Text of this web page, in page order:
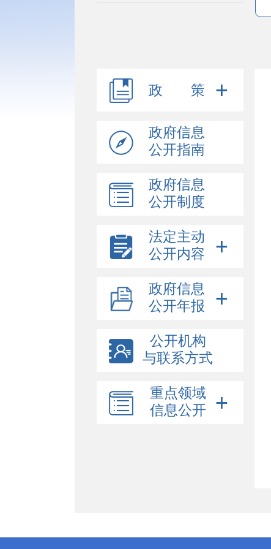
政 策
政府信息
公开指南
政府信息
公开制度
法定主动
公开内容
政府信息
公开年报
公开机构
与联系方式
重点领域
信息公开